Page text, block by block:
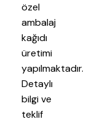
özel
ambalaj
kağıdı
üretimi
yapılmaktadır.
Detaylı
bilgi ve
teklif